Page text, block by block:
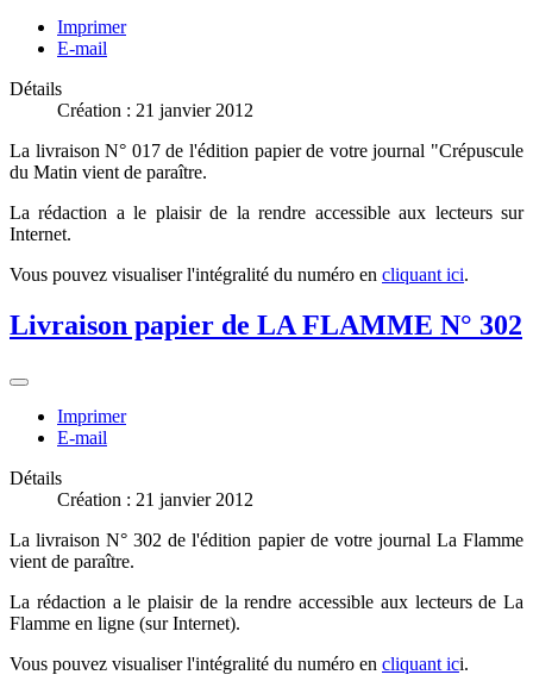
Imprimer
E-mail
Détails
Création : 21 janvier 2012
La livraison N° 017 de l'édition papier de votre journal "Crépuscule
du Matin vient de paraître.
La rédaction a le plaisir de la rendre accessible aux lecteurs sur
Internet.
Vous pouvez visualiser l'intégralité du numéro en cliquant ici.
Livraison papier de LA FLAMME N° 302
Imprimer
E-mail
Détails
Création : 21 janvier 2012
La livraison N° 302 de l'édition papier de votre journal La Flamme
vient de paraître.
La rédaction a le plaisir de la rendre accessible aux lecteurs de La
Flamme en ligne (sur Internet).
Vous pouvez visualiser l'intégralité du numéro en cliquant ici.